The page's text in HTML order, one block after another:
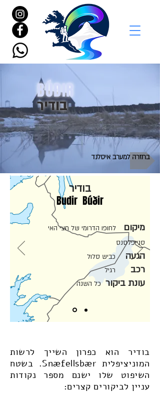
BÚÐIR
בודיר
בחזרה למערב איסלנד
בודיר
Budir Búðir
מיקום
לחופו הדרומי של חצי האי
סנייפלסנס
הגעה כביש סלול
רכב רגיל
עונת ביקורכל השנה
בודיר הוא כפרון השייך לרשות
המוניציפלית Snæfellsbær. בשטח
השיפוט שלו ישנם מספר נקודות
עניין לביקורים קצרים: